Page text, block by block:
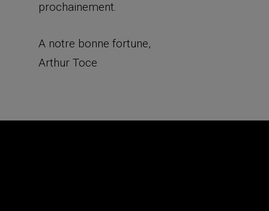
prochainement.
A notre bonne fortune,
Arthur Toce